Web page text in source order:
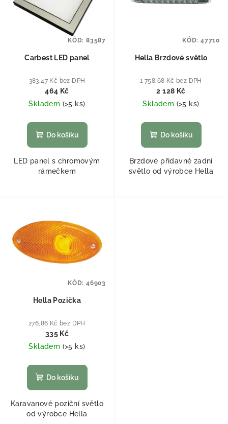
Carbest LED panel
383,47 Kč bez DPH
464 Kč
Skladem (>5 ks)
Do košíku
LED panel s chromovým
rámečkem
KÓD: 83587
Hella Brzdové světlo
1 758,68 Kč bez DPH
2 128 Kč
Skladem (>5 ks)
Do košíku
Brzdové přídavné zadní
světlo od výrobce Hella
KÓD: 47710
Hella Pozička
276,86 Kč bez DPH
335 Kč
Skladem (>5 ks)
Do košíku
Karavanové poziční světlo
od výrobce Hella
KÓD: 46903